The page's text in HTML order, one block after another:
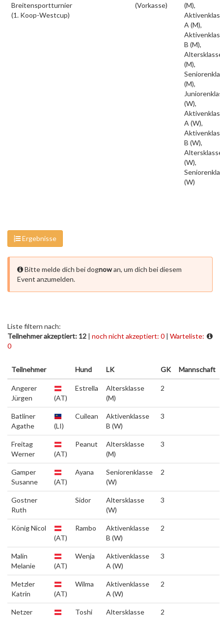
Breitensportturnier
(1. Koop-Westcup)
(Vorkasse)
(M),
A (M),
B (M),
(M),
(M),
(W),
A (W),
B (W),
(W),
(W)
Ergebnisse
Bitte melde dich bei dognowan, um dich bei diesem
Event anzumelden.
Liste filtern nach:
Teilnehmer akzeptiert: 12 | noch nicht akzeptiert: 0 | Warteliste:
0
Teilnehmer Hund LK GK Mannschaft
Angerer
Jürgen
(AT)
Estrella
Altersklasse
(M)
2
Batliner
Agathe
(LI)
Cuilean
Aktivenklasse
B (W)
3
Freitag
Werner
(AT)
Peanut
Altersklasse
(M)
3
Gamper
Susanne
(AT)
Ayana
Seniorenklasse
(W)
2
Gostner
Ruth
Sidor
Altersklasse
(W)
3
König Nicol
(AT)
Rambo
Aktivenklasse
B (W)
2
Malin
Melanie
(AT)
Wenja
Aktivenklasse
A (W)
3
Metzler
Katrin
(AT)
Wilma
Aktivenklasse
A (W)
2
Netzer Toshi Altersklasse 2